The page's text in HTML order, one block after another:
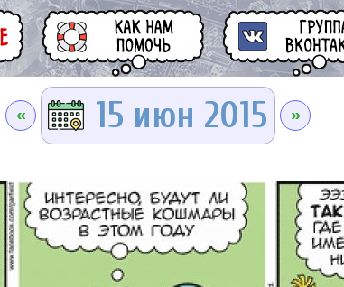
« 15 июн 2015 »